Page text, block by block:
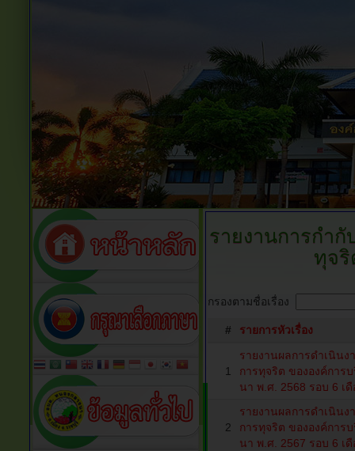
รายงานการกำ
ทุจริ
กรองตามชื่อเรื่อง
# รายการหัวเรื่อง
1
รายงานผลการดำเนิน
การทุจริต ขององค์การ
นา พ.ศ. 2568 รอบ 6 เ
2
รายงานผลการดำเนิน
การทุจริต ขององค์การ
นา พ.ศ. 2567 รอบ 6 เ